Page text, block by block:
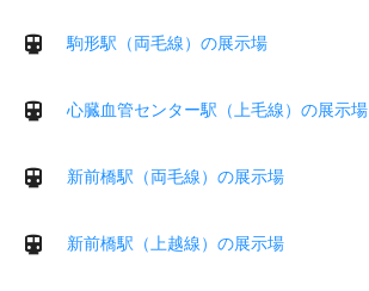
駒形駅（両毛線）の展示場
心臓血管センター駅（上毛線）の展示場
新前橋駅（両毛線）の展示場
新前橋駅（上越線）の展示場